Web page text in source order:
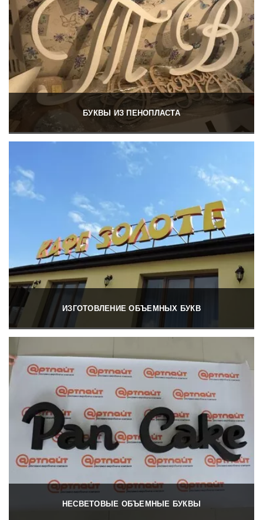
БУКВЫ ИЗ ПЕНОПЛАСТА
ИЗГОТОВЛЕНИЕ ОБЪЕМНЫХ БУКВ
НЕСВЕТОВЫЕ ОБЪЕМНЫЕ БУКВЫ